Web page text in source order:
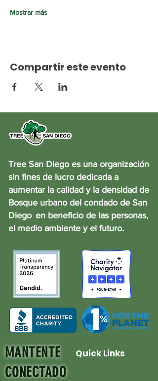
Mostrar más
Compartir este evento
Tree San Diego es una organización
sin fines de lucro dedicada a
aumentar la calidad y la densidad de
Bosque urbano del condado de San
Diego en beneficio de las personas,
el medio ambiente y el futuro.
MANTENTE
CONECTADO
Quick Links